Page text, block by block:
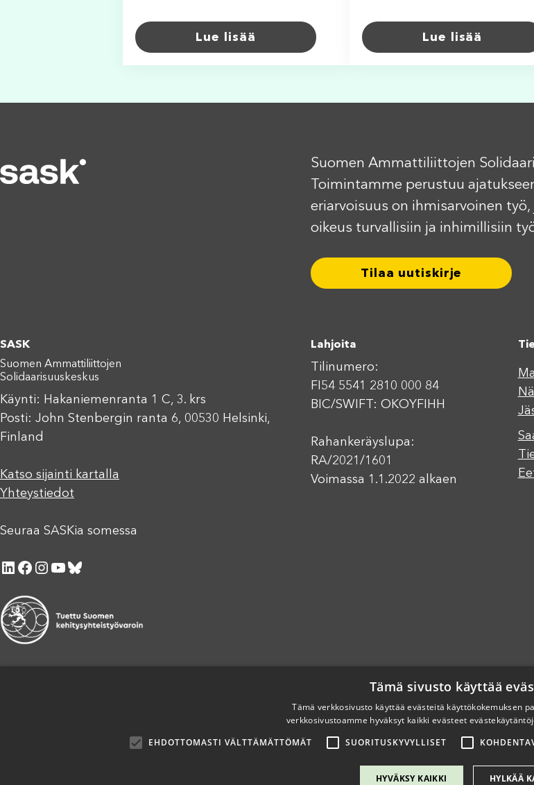
Lue lisää Lue lisää
Suomen Ammattiliittojen
Toimintamme perustuu
eriarvoisuus on ihmisarvoinen
oikeus turvallisiin ja inhimillisiin
Tilaa uutiskirje
SASK
Suomen Ammattiliittojen
Solidaarisuuskeskus
Käynti: Hakaniemenranta 1 C, 3. krs
Posti: John Stenbergin ranta 6, 00530 Helsinki,
Finland
Katso sijainti kartalla
Yhteystiedot
Seuraa SASKia somessa
LinkedIn Facebook Instagram YouTube Bluesky
Lahjoita
Tilinumero:
FI54 5541 2810 000 84
BIC/SWIFT: OKOYFIHH
Rahankeräyslupa:
RA/2021/1601
Voimassa 1.1.2022 alkaen
Tämä sivusto käyttää
Tämä verkkosivusto käyttää evästeitä käyttökokemuksen
verkkosivustoamme hyväksyt kaikki evästeet
EHDOTTOMASTI VÄLTTÄMÄTTÖMÄT
SUORITUSKYVYLLISET
HYVÄKSY KAIKKI HYLKÄÄ